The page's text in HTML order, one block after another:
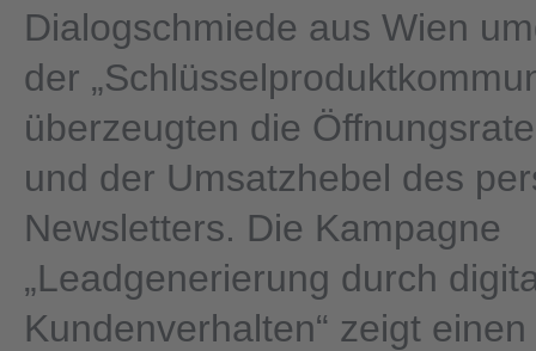
Dialogschmiede aus Wien
der
überzeugten die
und der Umsatzhebel des
Newsletters. Die Kampagne
„Leadgenerierung durch
Kundenverhalten“ zeigt